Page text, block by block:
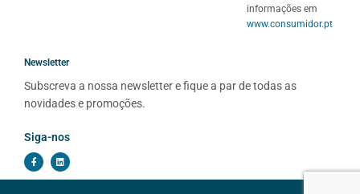
informações em
www.consumidor.pt
Newsletter
Subscreva a nossa newsletter e fique a par de todas as
novidades e promoções.
Siga-nos